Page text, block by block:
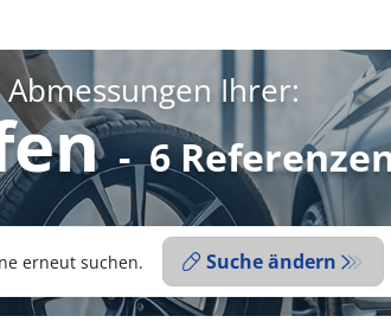
Ihrer:
- 6
erneut suchen. Suche ändern